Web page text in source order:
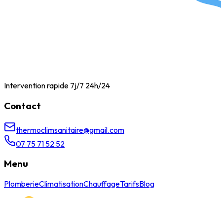
Intervention rapide 7j/7 24h/24
Contact
thermoclimsanitaire@gmail.com
07 75 71 52 52
Menu
PlomberieClimatisationChauffageTarifsBlog